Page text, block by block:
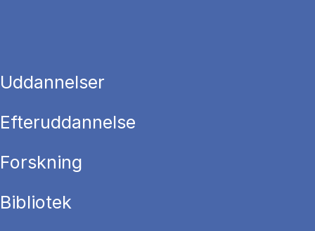
Uddannelser
Efteruddannelse
Forskning
Bibliotek